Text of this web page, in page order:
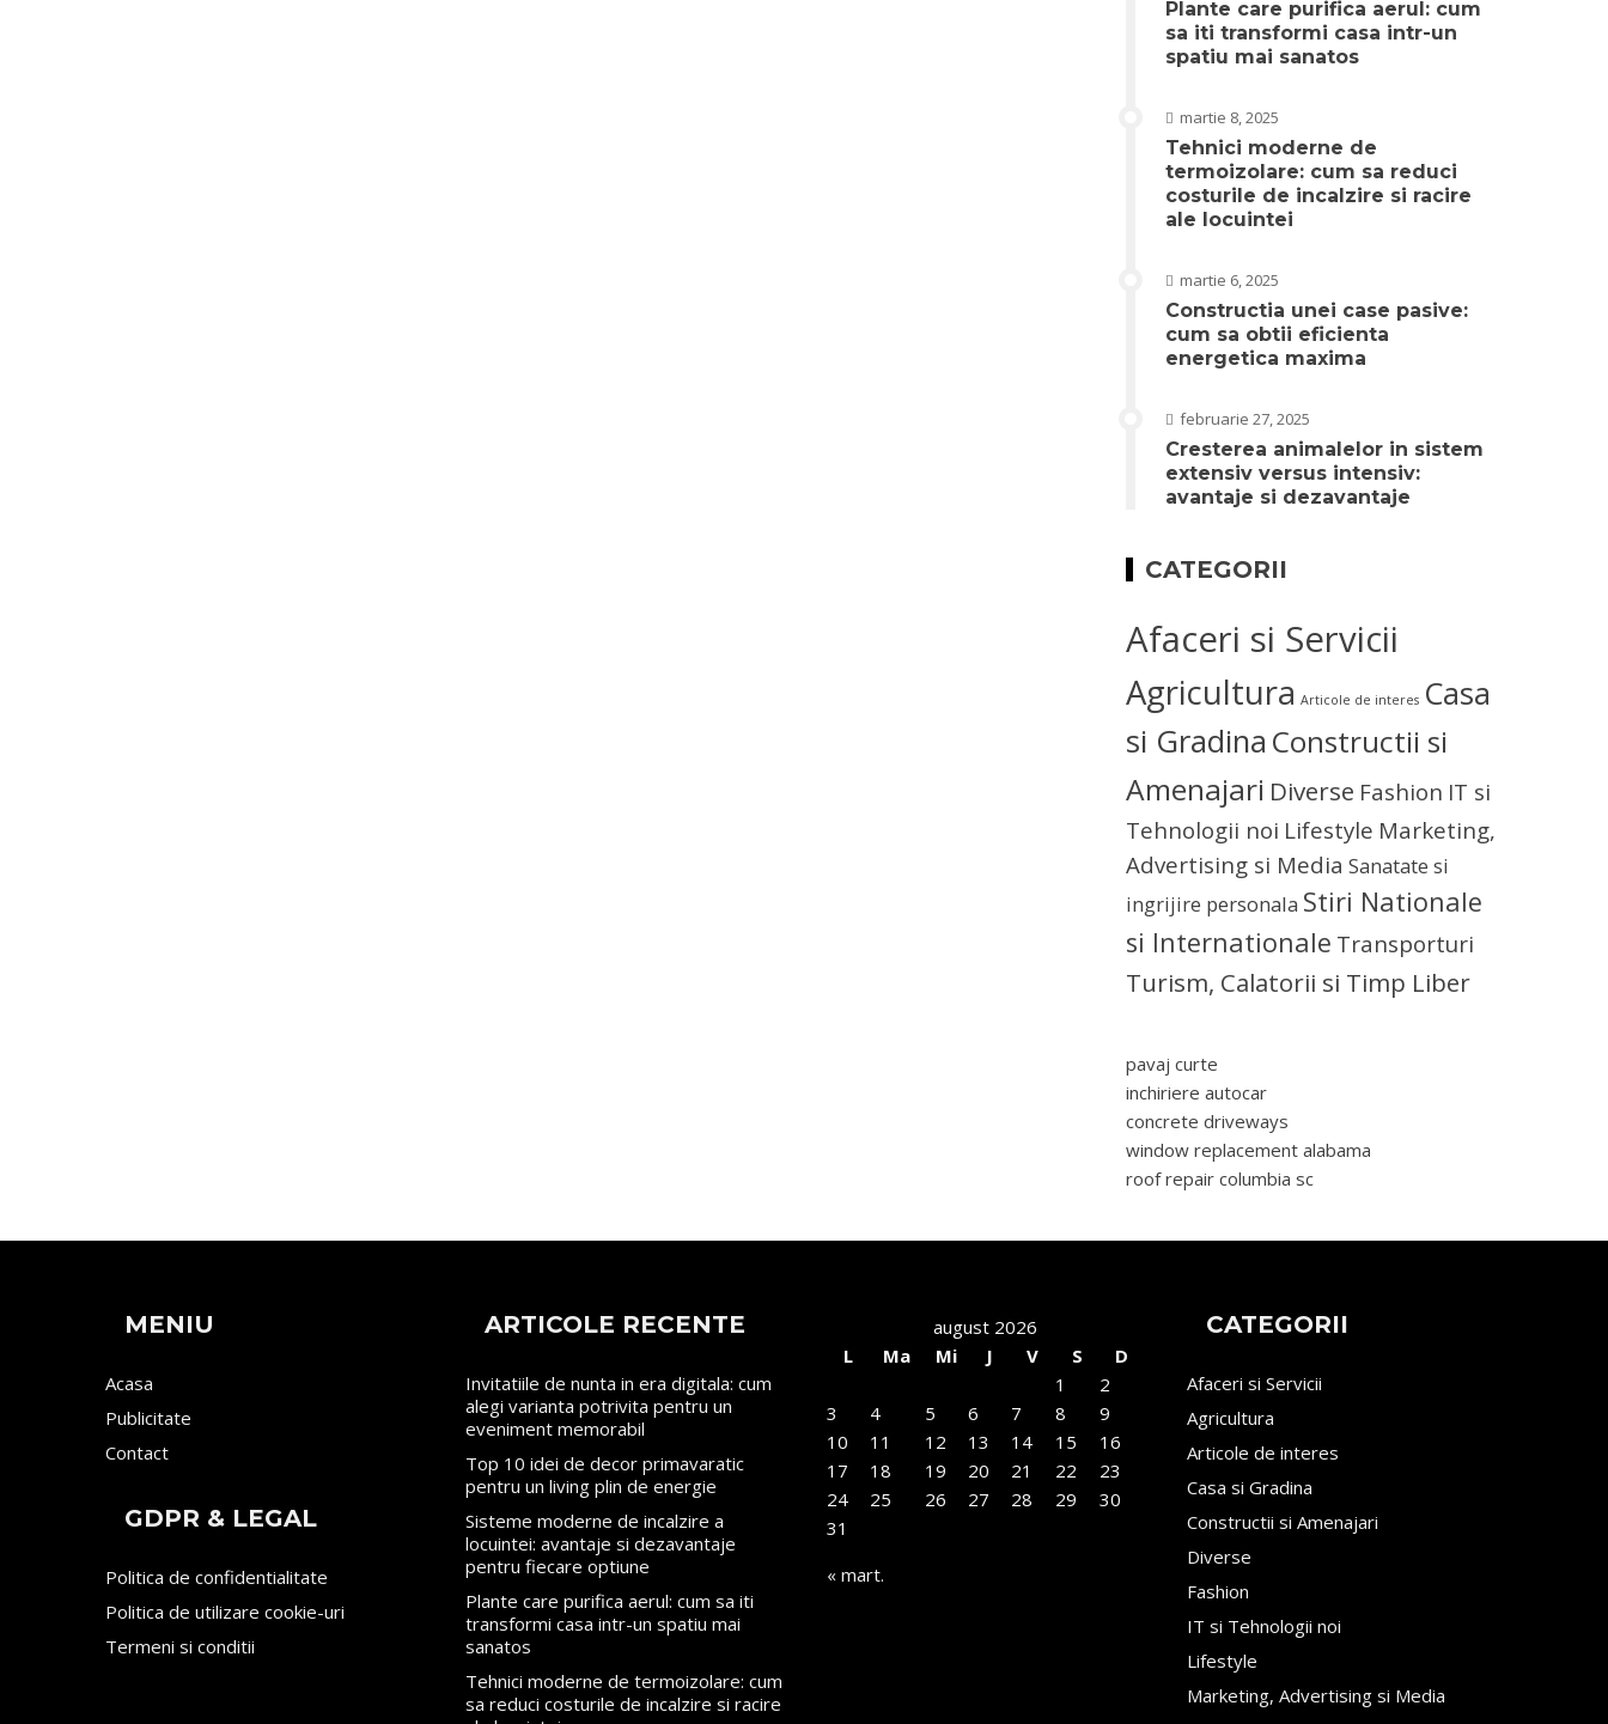
Plante care purifica aerul: cum
sa iti transformi casa intr-un
spatiu mai sanatos
martie 8, 2025
Tehnici moderne de
termoizolare: cum sa reduci
costurile de incalzire si racire
ale locuintei
martie 6, 2025
Constructia unei case pasive:
cum sa obtii eficienta
energetica maxima
februarie 27, 2025
Cresterea animalelor in sistem
extensiv versus intensiv:
avantaje si dezavantaje
CATEGORII
Afaceri si Servicii
Agricultura Articole de interes Casa
si Gradina Constructii si
Amenajari Diverse Fashion IT si
Tehnologii noi Lifestyle Marketing,
Advertising si Media Sanatate si
ingrijire personala Stiri Nationale
si Internationale Transporturi
Turism, Calatorii si Timp Liber
pavaj curte
inchiriere autocar
concrete driveways
window replacement alabama
roof repair columbia sc
MENIU
Acasa
Publicitate
Contact
GDPR & LEGAL
Politica de confidentialitate
Politica de utilizare cookie-uri
Termeni si conditii
ARTICOLE RECENTE
Invitatiile de nunta in era digitala: cum
alegi varianta potrivita pentru un
eveniment memorabil
Top 10 idei de decor primavaratic
pentru un living plin de energie
Sisteme moderne de incalzire a
locuintei: avantaje si dezavantaje
pentru fiecare optiune
Plante care purifica aerul: cum sa iti
transformi casa intr-un spatiu mai
sanatos
Tehnici moderne de termoizolare: cum
sa reduci costurile de incalzire si racire
august 2026
L
Ma Mi J V S
D
1
2
3
4 5 6 7 8
9
10
11 12 13 14 15
16
17
18 19 20 21 22
23
24
25 26 27 28 29
30
31
« mart.
CATEGORII
Afaceri si Servicii
Agricultura
Articole de interes
Casa si Gradina
Constructii si Amenajari
Diverse
Fashion
IT si Tehnologii noi
Lifestyle
Marketing, Advertising si Media